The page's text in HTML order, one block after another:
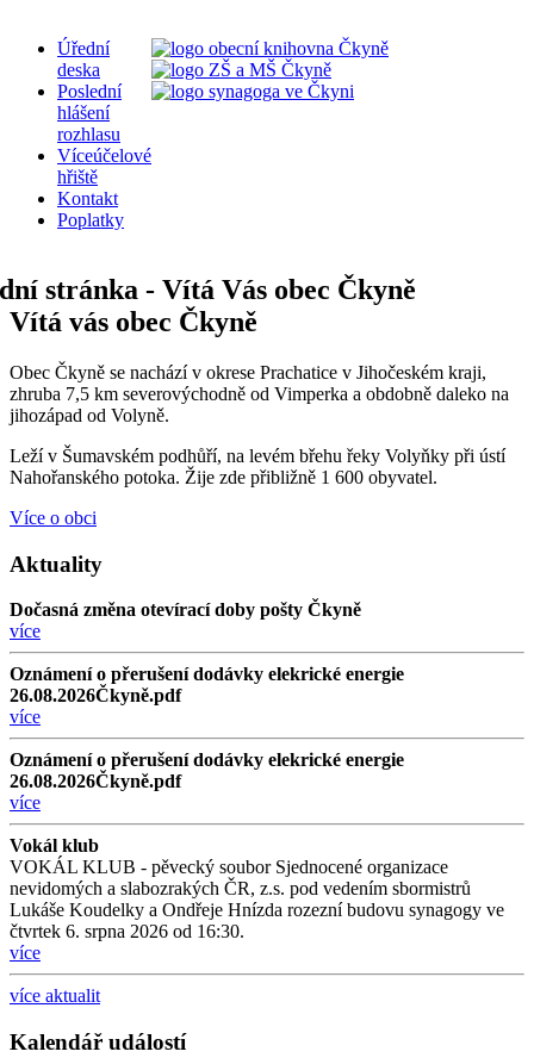
Úřední
deska
Poslední
hlášení
rozhlasu
Víceúčelové
hřiště
Kontakt
Poplatky
Vítá vás obec Čkyně
Obec Čkyně se nachází v okrese Prachatice v Jihočeském kraji,
zhruba 7,5 km severovýchodně od Vimperka a obdobně daleko na
jihozápad od Volyně.
Leží v Šumavském podhůří, na levém břehu řeky Volyňky při ústí
Nahořanského potoka. Žije zde přibližně 1 600 obyvatel.
Více o obci
Aktuality
Dočasná změna otevírací doby pošty Čkyně
více
Oznámení o přerušení dodávky elekrické energie
26.08.2026Čkyně.pdf
více
Oznámení o přerušení dodávky elekrické energie
26.08.2026Čkyně.pdf
více
Vokál klub
VOKÁL KLUB - pěvecký soubor Sjednocené organizace
nevidomých a slabozrakých ČR, z.s. pod vedením sbormistrů
Lukáše Koudelky a Ondřeje Hnízda rozezní budovu synagogy ve
čtvrtek 6. srpna 2026 od 16:30.
více
více aktualit
Kalendář událostí